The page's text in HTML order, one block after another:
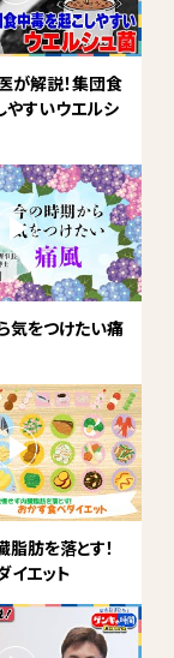
が解説！集団食
やすいウエルシ
気をつけたい痛
肪を落とす！
イエット